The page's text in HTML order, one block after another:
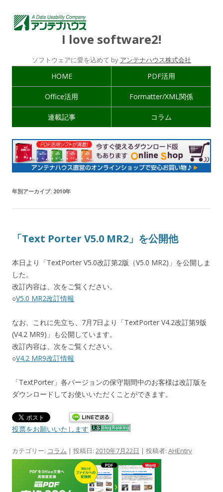
I love software2!
ソフトウェアに愛を込めて by アンテナハウス株式会社
HOME PDF活用
Office活用 Formatter/XML関係
連載記事 コラム
年別アーカイブ: 2010年
「Text Porter V5.0 MR2」を公開他
本日より「TextPorter V5.0改訂第2版（V5.0 MR2)」を公開しま
した。
改訂内容は、次をご覧ください。
○V5.0 MR2改訂情報
なお、これに先立ち、7月7日より「TextPorter V4.2改訂第9版
(V4.2 MR9)」も公開しています。
改訂内容は、次をご覧ください。
○V4.2 MR9改訂情報
「TextPorter」各バージョンの保守期間中のお客様は改訂版を
ダウンロードしてお使いいただくことができます。
投票をお願いいたします
カテゴリー: コラム | 投稿日: 2010年7月22日 | 投稿者: AHEntry